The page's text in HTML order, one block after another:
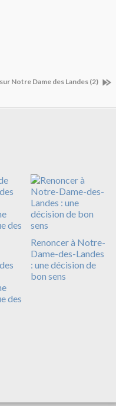
Notre Dame des Landes (2)
des
Renoncer à Notre-
Dame-des-Landes
: une décision de
bon sens